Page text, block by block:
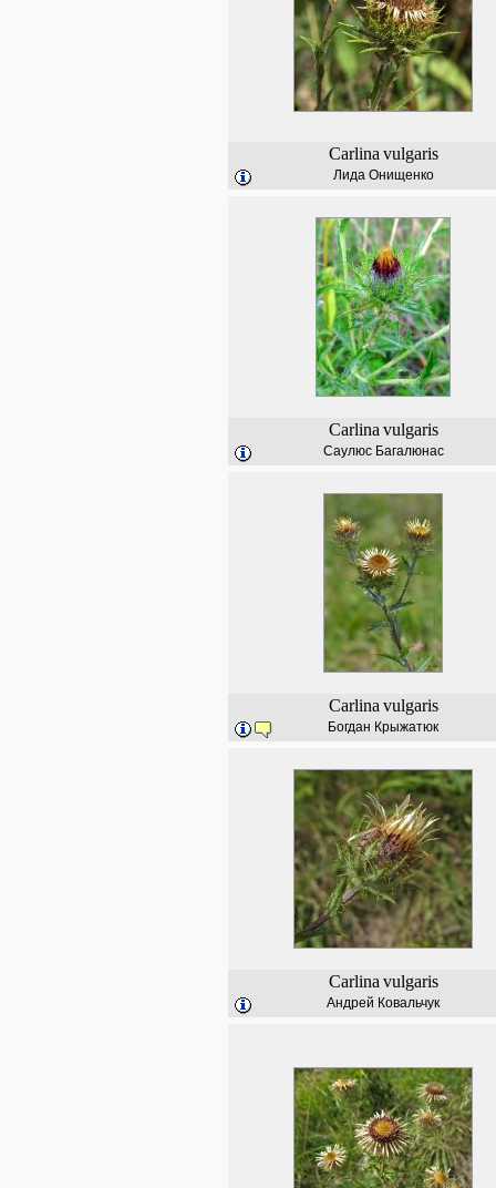
Carlina vulgaris
Лида Онищенко
Carlina vulgaris
Саулюс Багалюнас
Carlina vulgaris
Богдан Крыжатюк
Carlina vulgaris
Андрей Ковальчук